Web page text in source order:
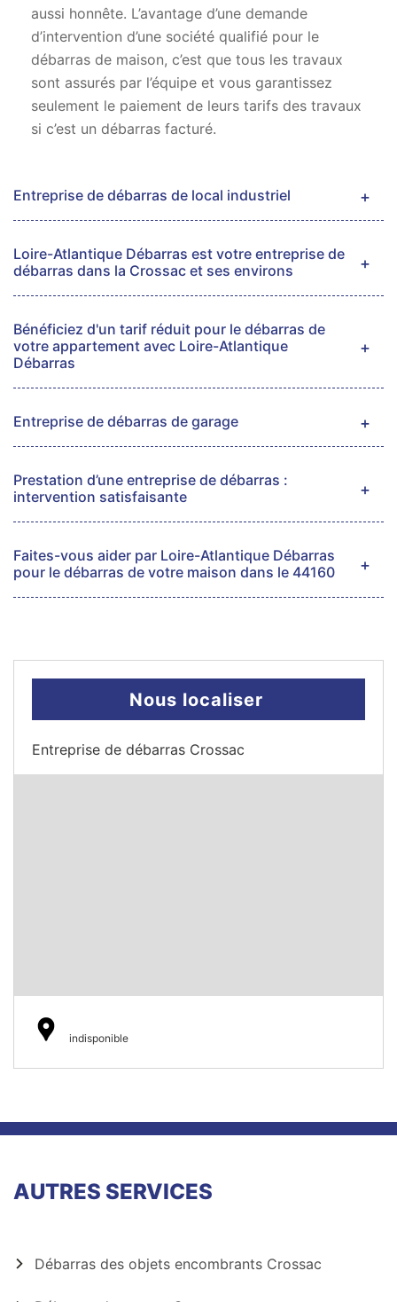
aussi honnête. L’avantage d’une demande
d’intervention d’une société qualifié pour le
débarras de maison, c’est que tous les travaux
sont assurés par l’équipe et vous garantissez
seulement le paiement de leurs tarifs des travaux
si c’est un débarras facturé.
Entreprise de débarras de local industriel
Loire-Atlantique Débarras est votre entreprise de
débarras dans la Crossac et ses environs
Bénéficiez d'un tarif réduit pour le débarras de
votre appartement avec Loire-Atlantique
Débarras
Entreprise de débarras de garage
Prestation d’une entreprise de débarras :
intervention satisfaisante
Faites-vous aider par Loire-Atlantique Débarras
pour le débarras de votre maison dans le 44160
Nous localiser
Entreprise de débarras Crossac
indisponible
AUTRES SERVICES
Débarras des objets encombrants Crossac